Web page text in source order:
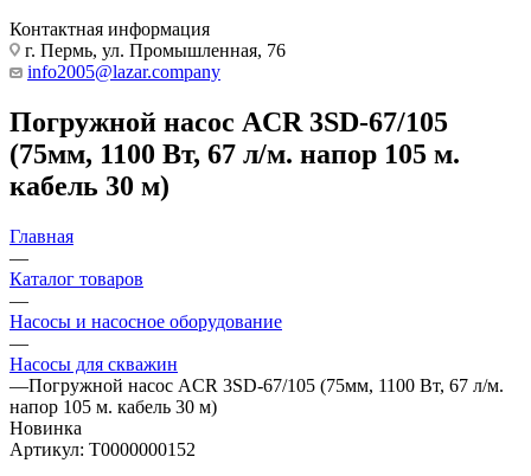
Контактная информация
г. Пермь, ул. Промышленная, 76
info2005@lazar.company
Погружной насос ACR 3SD-67/105
(75мм, 1100 Вт, 67 л/м. напор 105 м.
кабель 30 м)
Главная
—
Каталог товаров
—
Насосы и насосное оборудование
—
Насосы для скважин
—Погружной насос ACR 3SD-67/105 (75мм, 1100 Вт, 67 л/м.
напор 105 м. кабель 30 м)
Новинка
Артикул: Т0000000152